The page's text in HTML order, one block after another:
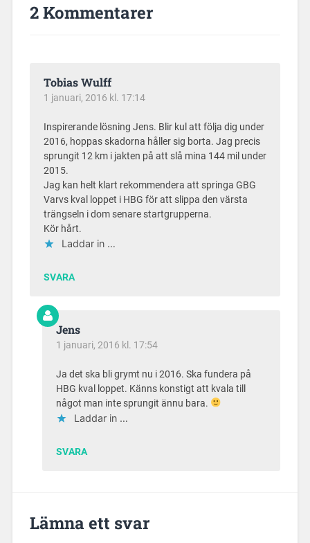
2 Kommentarer
Tobias Wulff
1 januari, 2016 kl. 17:14
Inspirerande lösning Jens. Blir kul att följa dig under
2016, hoppas skadorna håller sig borta. Jag precis
sprungit 12 km i jakten på att slå mina 144 mil under
2015.
Jag kan helt klart rekommendera att springa GBG
Varvs kval loppet i HBG för att slippa den värsta
trängseln i dom senare startgrupperna.
Kör hårt.
Laddar in …
SVARA
Jens
1 januari, 2016 kl. 17:54
Ja det ska bli grymt nu i 2016. Ska fundera på
HBG kval loppet. Känns konstigt att kvala till
något man inte sprungit ännu bara.
Laddar in …
SVARA
Lämna ett svar